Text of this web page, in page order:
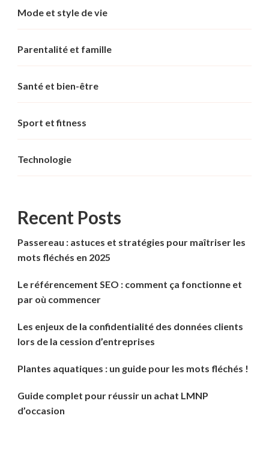
Mode et style de vie
Parentalité et famille
Santé et bien-être
Sport et fitness
Technologie
Recent Posts
Passereau : astuces et stratégies pour maîtriser les
mots fléchés en 2025
Le référencement SEO : comment ça fonctionne et
par où commencer
Les enjeux de la confidentialité des données clients
lors de la cession d’entreprises
Plantes aquatiques : un guide pour les mots fléchés !
Guide complet pour réussir un achat LMNP
d’occasion